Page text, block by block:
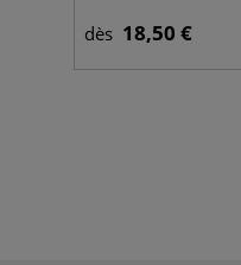
dès 18,50 €